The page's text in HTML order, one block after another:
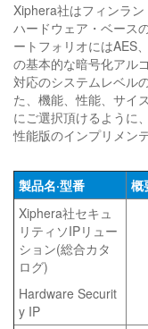
Xiphera社はフィンラ
ハードウェア・ベース
ートフォリオにはAES
の基本的な暗号化アル
対応のシステムレベル
た、機能、性能、サイ
にご選択頂けるように
性能版のインプリメン
製品名·型番 概
Xiphera社セキュ
リティソIPリュー
ション(総合カタ
ログ)
Hardware Securit
y IP